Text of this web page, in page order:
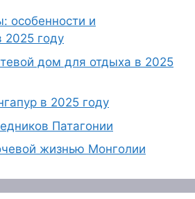
особенности и
2025 году
дом для отдыха в 2025
в 2025 году
Патагонии
жизнью Монголии